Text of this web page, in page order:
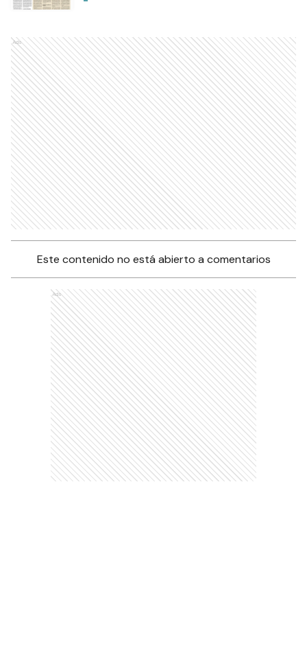
Ads
Este contenido no está abierto a comentarios
Ads